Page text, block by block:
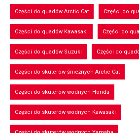
Części do quadów Arctic Cat Części do
Części do quadów Kawasaki Części do
Części do quadów Suzuki Części do
Części do skuterów śnieżnych Arctic Cat
Części do skuterów wodnych Honda
Części do skuterów wodnych Kawasaki